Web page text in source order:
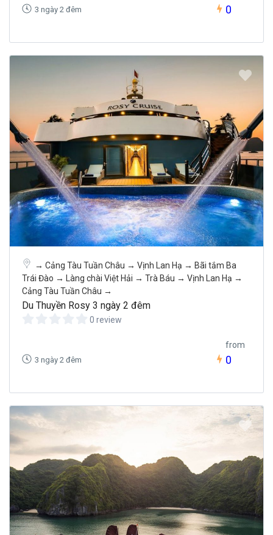
3 ngày 2 đêm 0
→ Cảng Tàu Tuần Châu → Vịnh Lan Hạ → Bãi tắm Ba
Trái Đào → Làng chài Việt Hải → Trà Báu → Vịnh Lan Hạ →
Cảng Tàu Tuần Châu →
Du Thuyền Rosy 3 ngày 2 đêm
0 review
3 ngày 2 đêm
from
0